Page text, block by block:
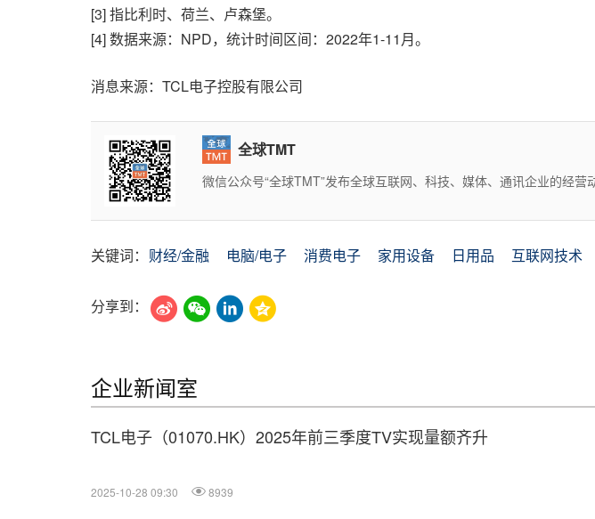
[3] 指比利时、荷兰、卢森堡。
[4] 数据来源：NPD，统计时间区间：2022年1-11月。
消息来源：TCL电子控股有限公司
全球TMT
微信公众号“全球TMT”发布全球互联网、科技、媒体、通讯企业的经
关键词： 财经/金融 电脑/电子 消费电子 家用设备 日用品 互联网技术
分享到：
企业新闻室
TCL电子（01070.HK）2025年前三季度TV实现量额齐升
2025-10-28 09:30 8939